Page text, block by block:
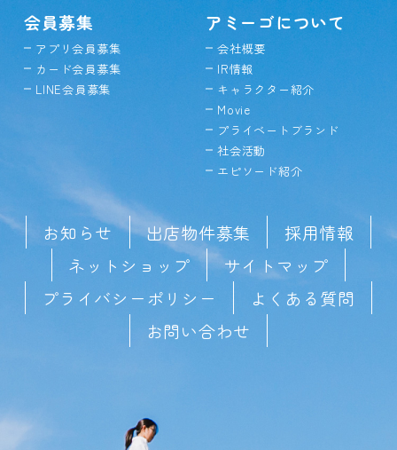
会員募集
アプリ会員募集
カード会員募集
LINE会員募集
アミーゴについて
会社概要
IR情報
キャラクター紹介
Movie
プライベートブランド
社会活動
エピソード紹介
お知らせ 出店物件募集
採用情報
ネットショップ
サイトマップ
プライバシーポリシー
よくある質問
お問い合わせ